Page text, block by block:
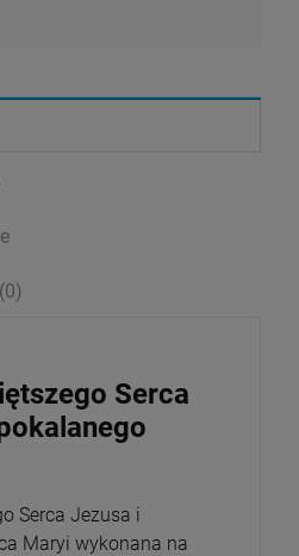
Serca
Serca Jezusa i
Maryi wykonana na